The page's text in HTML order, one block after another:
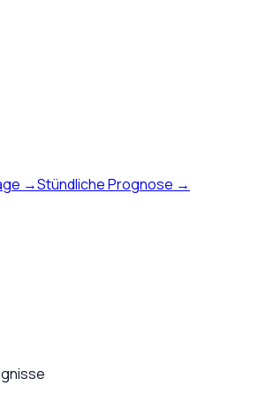
→Stündliche Prognose →